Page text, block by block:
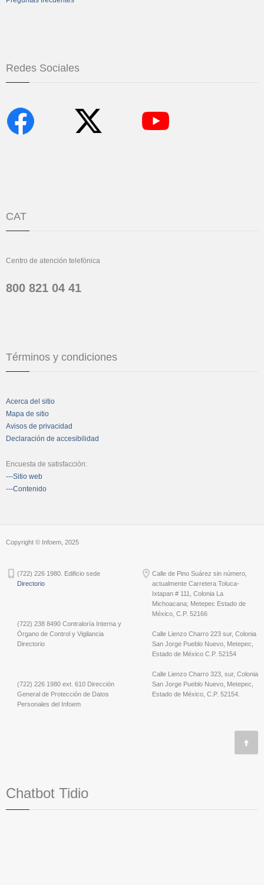
Redes Sociales
CAT
Centro de atención telefónica
800 821 04 41
Términos y condiciones
Acerca del sitio
Mapa de sitio
Avisos de privacidad
Declaración de accesibilidad
Encuesta de satisfacción:
---Sitio web
---Contenido
Copyright © Infoem, 2025
(722) 226 1980. Edificio sede
Directorio
(722) 238 8490 Contraloría Interna y
Órgano de Control y Vigilancia
Directorio
(722) 226 1980 ext. 610 Dirección
General de Protección de Datos
Personales del Infoem
Calle de Pino Suárez sin número,
actualmente Carretera Toluca-
Ixtapan # 111, Colonia La
Michoacana; Metepec Estado de
México, C.P. 52166
Calle Lienzo Charro 223 sur, Colonia
San Jorge Pueblo Nuevo, Metepec,
Estado de México C.P. 52154
Calle Lienzo Charro 323, sur, Colonia
San Jorge Pueblo Nuevo, Metepec,
Estado de México, C.P. 52154.
Chatbot Tidio